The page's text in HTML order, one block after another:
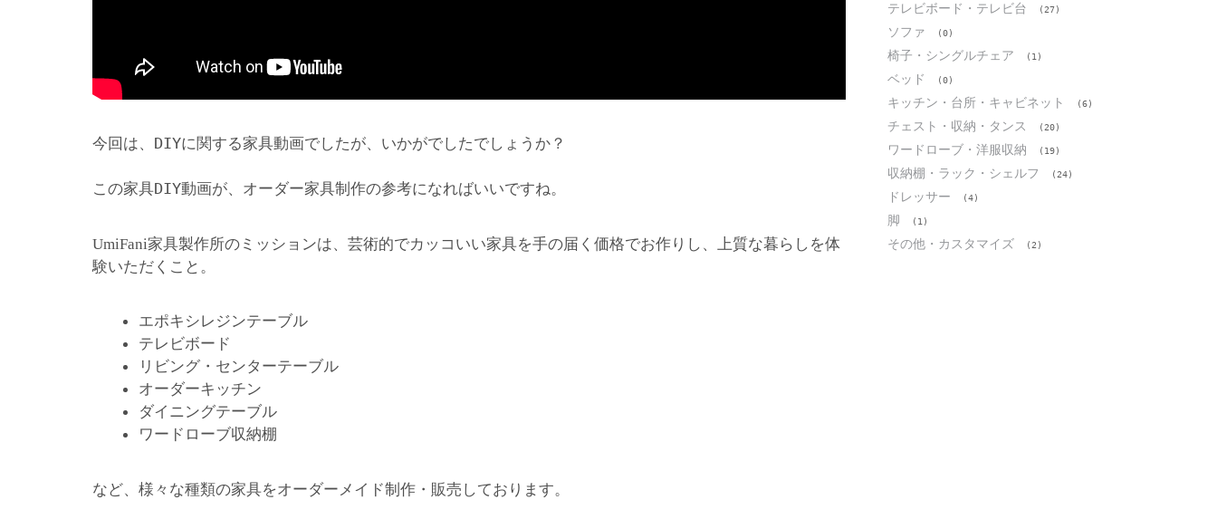
今回は、DIYに関する家具動画でしたが、いかがでしたでしょうか？
この家具DIY動画が、オーダー家具制作の参考になればいいですね。
UmiFani家具製作所のミッションは、芸術的でカッコいい家具を手の届く価格でお作りし、上質な暮らしを体
験いただくこと。
エポキシレジンテーブル
テレビボード
リビング・センターテーブル
オーダーキッチン
ダイニングテーブル
ワードローブ収納棚
など、様々な種類の家具をオーダーメイド制作・販売しております。
テレビボード・テレビ台 (27)
ソファ (0)
椅子・シングルチェア (1)
ベッド (0)
キッチン・台所・キャビネット (6)
チェスト・収納・タンス (20)
ワードローブ・洋服収納 (19)
収納棚・ラック・シェルフ (24)
ドレッサー (4)
脚 (1)
その他・カスタマイズ (2)